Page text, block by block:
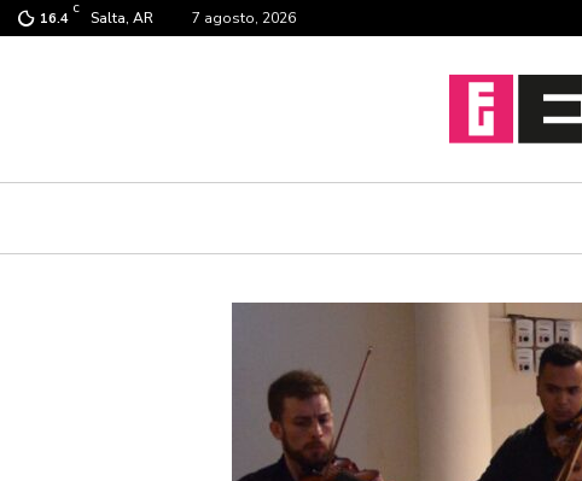
16.4
C Salta, AR 7 agosto, 2026